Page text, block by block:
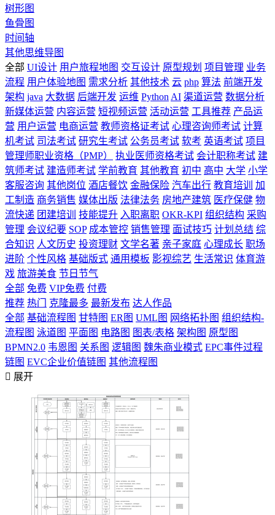
树形图
鱼骨图
时间轴
其他思维导图
全部 UI设计 用户旅程地图 交互设计 原型规划 项目管理 业务
流程 用户体验地图 需求分析 其他技术 云 php 算法 前端开发
架构 java 大数据 后端开发 运维 Python AI 渠道运营 数据分析
新媒体运营 内容运营 短视频运营 活动运营 工具推荐 产品运
营 用户运营 电商运营 教师资格证考试 心理咨询师考试 计算
机考试 司法考试 研究生考试 公务员考试 软考 英语考试 项目
管理师职业资格（PMP）
执业医师资格考试 会计职称考试 建
筑师考试 建造师考试 学前教育 其他教育 初中 高中 大学 小学
客服咨询 其他岗位 酒店餐饮 金融保险 汽车出行 教育培训
加
工制造 商务销售 媒体出版 法律法务 房地产建筑 医疗保健 物
流快递 团建培训 技能提升 入职离职 OKR-KPI 组织结构 采购
管理 会议纪要 SOP 成本管控 销售管理 面试技巧 计划总结 综
合知识 人文历史 投资理财 文学名著 亲子家庭 心理成长 职场
进阶 个性风格 基础版式 通用模板 影视综艺 生活常识 体育游
戏 旅游美食 节日节气
全部 免费 VIP免费 付费
推荐 热门 克隆最多 最新发布 达人作品
全部 基础流程图 甘特图 ER图 UML图 网络拓扑图 组织结构-
流程图 泳道图 平面图 电路图 图表/表格 架构图 原型图
BPMN2.0 韦恩图 关系图 逻辑图 魏朱商业模式 EPC事件过程
链图 EVC企业价值链图 其他流程图
 展开